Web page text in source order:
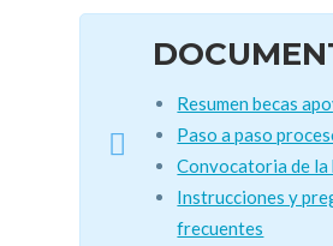
Resumen becas
Paso a paso
Convocatoria de la
Instrucciones y
frecuentes